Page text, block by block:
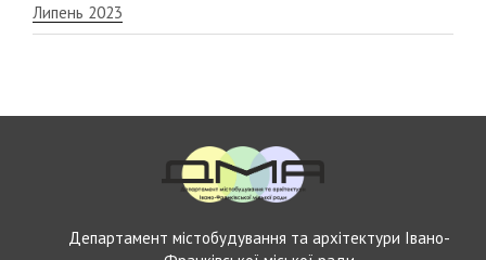
Липень 2023
Департамент містобудування та архітектури Івано-